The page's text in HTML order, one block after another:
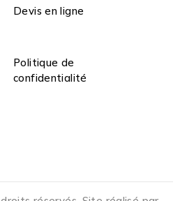
Devis en ligne
Politique de
confidentialité